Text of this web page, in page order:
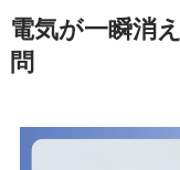
電気が一瞬消
問